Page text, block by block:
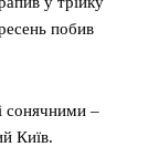
побив
сонячними –
Київ.